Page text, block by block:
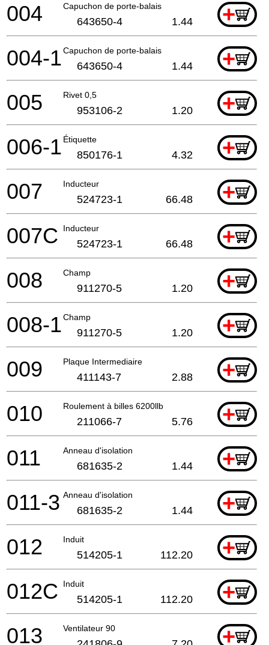
Capuchon de porte-balais +
004 643650-4 1.44
Capuchon de porte-balais +
004-1 643650-4 1.44
Rivet 0,5 +
005 953106-2 1.20
Étiquette +
006-1 850176-1 4.32
Inducteur +
007 524723-1 66.48
Inducteur +
007C 524723-1 66.48
Champ +
008 911270-5 1.20
Champ +
008-1 911270-5 1.20
Plaque Intermediaire +
009 411143-7 2.88
Roulement à billes 6200llb +
010 211066-7 5.76
Anneau d'isolation +
011 681635-2 1.44
Anneau d'isolation +
011-3 681635-2 1.44
Induit +
012 514205-1 112.20
Induit +
012C 514205-1 112.20
Ventilateur 90 +
013